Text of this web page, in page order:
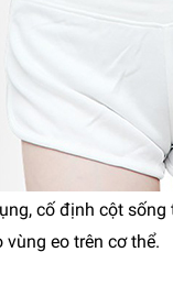
cố định cột
eo trên cơ thể.